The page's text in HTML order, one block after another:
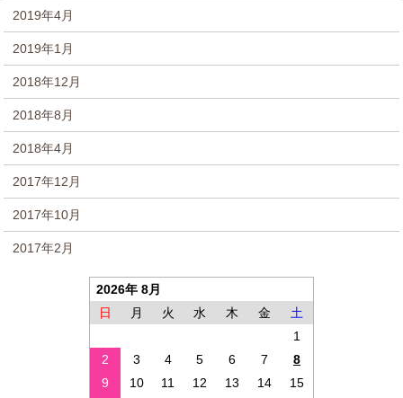
2019年4月
2019年1月
2018年12月
2018年8月
2018年4月
2017年12月
2017年10月
2017年2月
2026年 8月
日
月 火 水 木 金
土
1
2
3 4 5 6 7
8
9
10 11 12 13 14
15